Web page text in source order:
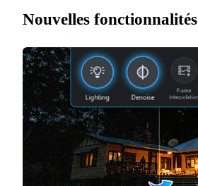
Nouvelles fonctionnalités